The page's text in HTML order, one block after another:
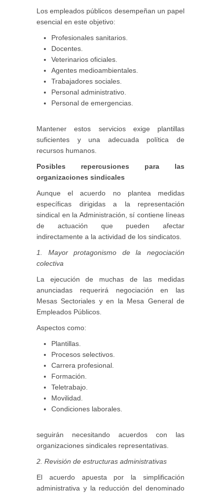
Los empleados públicos desempeñan un papel
esencial en este objetivo:
Profesionales sanitarios.
Docentes.
Veterinarios oficiales.
Agentes medioambientales.
Trabajadores sociales.
Personal administrativo.
Personal de emergencias.
Mantener estos servicios exige plantillas
suficientes y una adecuada política de
recursos humanos.
Posibles repercusiones para las
organizaciones sindicales
Aunque el acuerdo no plantea medidas
específicas dirigidas a la representación
sindical en la Administración, sí contiene líneas
de actuación que pueden afectar
indirectamente a la actividad de los sindicatos.
1. Mayor protagonismo de la negociación
colectiva
La ejecución de muchas de las medidas
anunciadas requerirá negociación en las
Mesas Sectoriales y en la Mesa General de
Empleados Públicos.
Aspectos como:
Plantillas.
Procesos selectivos.
Carrera profesional.
Formación.
Teletrabajo.
Movilidad.
Condiciones laborales.
seguirán necesitando acuerdos con las
organizaciones sindicales representativas.
2. Revisión de estructuras administrativas
El acuerdo apuesta por la simplificación
administrativa y la reducción del denominado